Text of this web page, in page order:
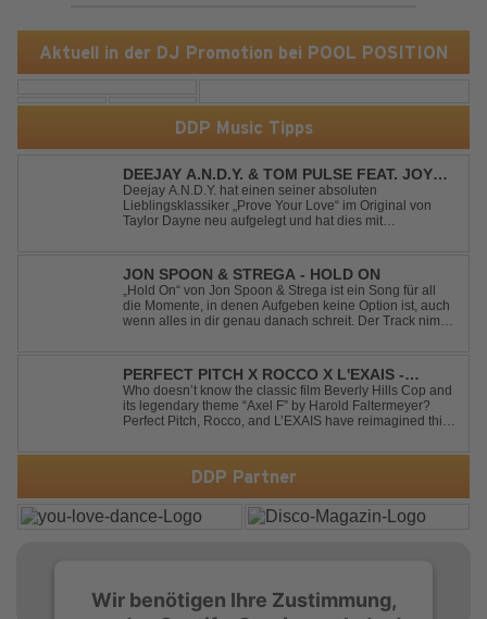
Aktuell in der DJ Promotion bei POOL POSITION
DDP Music Tipps
DEEJAY A.N.D.Y. & TOM PULSE FEAT. JOY
ANDERSEN - PROVE YOUR LOVE
Deejay A.N.D.Y. hat einen seiner absoluten
Lieblingsklassiker „Prove Your Love“ im Original von
Taylor Dayne neu aufgelegt und hat dies mit
einen weltweit bekannten Hit animiert direkt wieder zum
tanz...
JON SPOON & STREGA - HOLD ON
„Hold On“ von Jon Spoon & Strega ist ein Song für all
die Momente, in denen Aufgeben keine Option ist, auch
wenn alles in dir genau danach schreit. Der Track nimmt
dich daran erinnert, noch einmal f...
PERFECT PITCH X ROCCO X L'EXAIS -
DANCING ON FIRE
Who doesn’t know the classic film Beverly Hills Cop and
its legendary theme “Axel F” by Harold Faltermeyer?
Perfect Pitch, Rocco, and L’EXAIS have reimagined this
Featuring an original vocal hook and a contemporary
production style, they respectf...
DDP Partner
Wir benötigen Ihre Zustimmung,